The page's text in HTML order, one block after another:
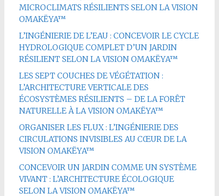
MICROCLIMATS RÉSILIENTS SELON LA VISION
OMAKËYA™
L’INGÉNIERIE DE L’EAU : CONCEVOIR LE CYCLE
HYDROLOGIQUE COMPLET D’UN JARDIN
RÉSILIENT SELON LA VISION OMAKËYA™
LES SEPT COUCHES DE VÉGÉTATION :
L’ARCHITECTURE VERTICALE DES
ÉCOSYSTÈMES RÉSILIENTS – DE LA FORÊT
NATURELLE À LA VISION OMAKËYA™
ORGANISER LES FLUX : L’INGÉNIERIE DES
CIRCULATIONS INVISIBLES AU CŒUR DE LA
VISION OMAKËYA™
CONCEVOIR UN JARDIN COMME UN SYSTÈME
VIVANT : L’ARCHITECTURE ÉCOLOGIQUE
SELON LA VISION OMAKËYA™